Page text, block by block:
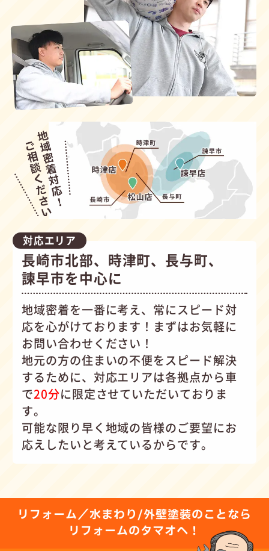
対応エリア
長崎市北部、時津町、長与町、
諫早市を中心に
地域密着を一番に考え、常にスピード対
応を心がけております！まずはお気軽に
お問い合わせください！
地元の方の住まいの不便をスピード解決
するために、対応エリアは各拠点から車
で20分に限定させていただいておりま
す。
可能な限り早く地域の皆様のご要望にお
応えしたいと考えているからです。
リフォーム／水まわり/外壁塗装のことなら
リフォームのタマオへ！